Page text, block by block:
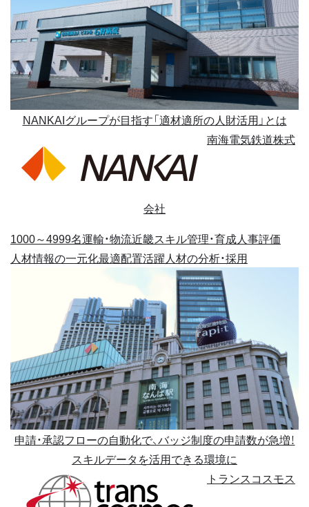
NANKAIグループが目指す「適材適所の人財活用」とは
南海電気鉄道株式
会社
1000～4999名運輸・物流近畿スキル管理・育成人事評価
人材情報の一元化最適配置活躍人材の分析・採用
申請・承認フローの自動化で、バッジ制度の申請数が急増！
スキルデータを活用できる環境に
トランスコスモス